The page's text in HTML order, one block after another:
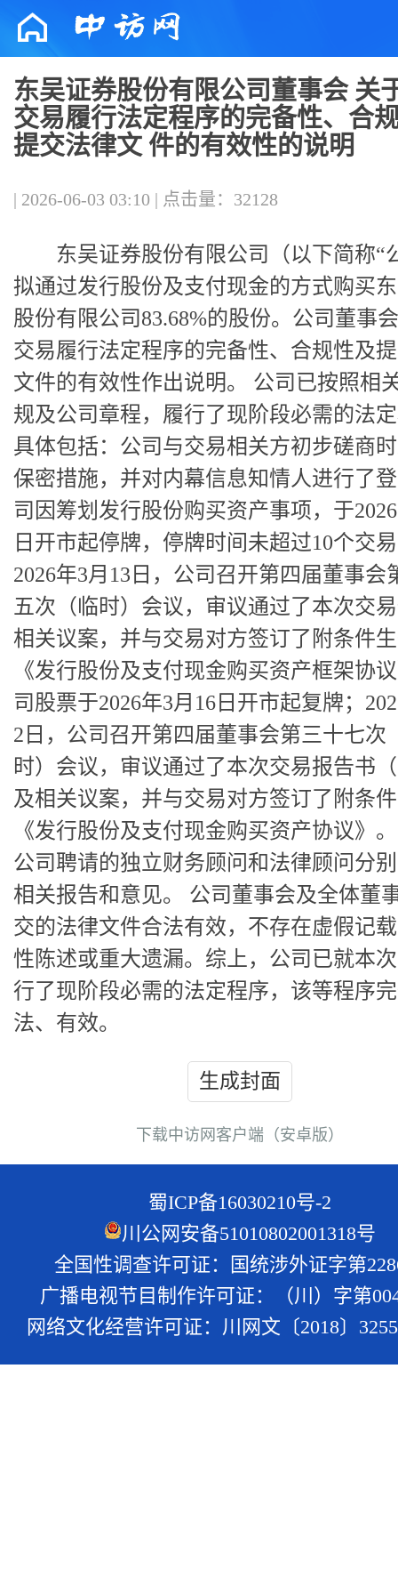
东吴证券股份有限公司董事会 关
交易履行法定程序的完备性、合
提交法律文 件的有效性的说明
| 2026-06-03 03:10 | 点击量：32128
东吴证券股份有限公司（以下简称“
拟通过发行股份及支付现金的方式购买
股份有限公司83.68%的股份。公司董事
交易履行法定程序的完备性、合规性及
文件的有效性作出说明。 公司已按照相
规及公司章程，履行了现阶段必需的法
具体包括：公司与交易相关方初步磋商
保密措施，并对内幕信息知情人进行了
司因筹划发行股份购买资产事项，于
日开市起停牌，停牌时间未超过10个交
2026年3月13日，公司召开第四届董事会
五次（临时）会议，审议通过了本次交
相关议案，并与交易对方签订了附条件
《发行股份及支付现金购买资产框架协
司股票于2026年3月16日开市起复牌；
2日，公司召开第四届董事会第三十七次
时）会议，审议通过了本次交易报告书
及相关议案，并与交易对方签订了附条
《发行股份及支付现金购买资产协议》
公司聘请的独立财务顾问和法律顾问分
相关报告和意见。 公司董事会及全体董
交的法律文件合法有效，不存在虚假记
性陈述或重大遗漏。综上，公司已就本
行了现阶段必需的法定程序，该等程序
法、有效。
生成封面
下载中访网客户端（安卓版）
蜀ICP备16030210号-2
川公网安备51010802001318号
全国性调查许可证：国统涉外证字第
广播电视节目制作许可证：（川）字第
网络文化经营许可证：川网文〔2018〕